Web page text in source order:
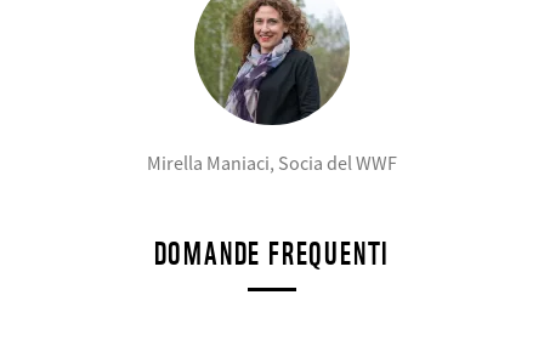
Mirella Maniaci, Socia del WWF
DOMANDE FREQUENTI